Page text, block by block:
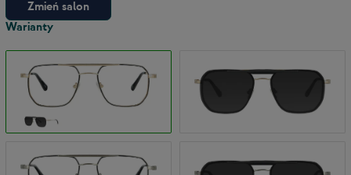
Zmień salon
Warianty